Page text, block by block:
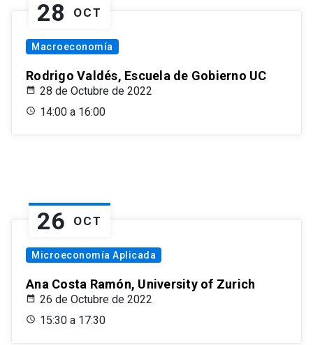
28 OCT
Macroeconomía
Rodrigo Valdés, Escuela de Gobierno UC
28 de Octubre de 2022
14:00 a 16:00
26 OCT
Microeconomía Aplicada
Ana Costa Ramón, University of Zurich
26 de Octubre de 2022
15:30 a 17:30